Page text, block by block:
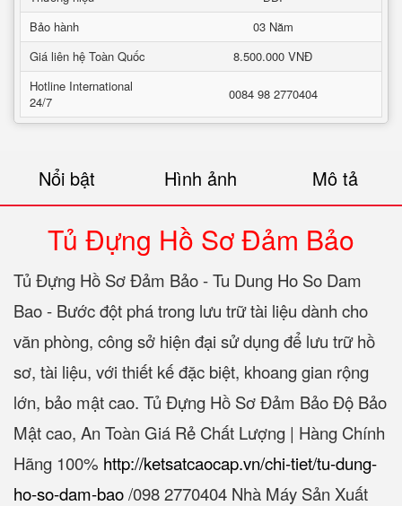
Bảo hành
03 Năm
Giá liên hệ Toàn Quốc
8.500.000 VNĐ
Hotline International
24/7
0084 98 2770404
Nổi bật Hình ảnh Mô tả
Tủ Đựng Hồ Sơ Đảm Bảo
Tủ Đựng Hồ Sơ Đảm Bảo - Tu Dung Ho So Dam
Bao - Bước đột phá trong lưu trữ tài liệu dành cho
văn phòng, công sở hiện đại sử dụng để lưu trữ hồ
sơ, tài liệu, với thiết kế đặc biệt, khoang gian rộng
lớn, bảo mật cao. Tủ Đựng Hồ Sơ Đảm Bảo Độ Bảo
Mật cao, An Toàn Giá Rẻ Chất Lượng | Hàng Chính
Hãng 100%‎ http://ketsatcaocap.vn/chi-tiet/tu-dung-
ho-so-dam-bao/‎098 2770404 Nhà Máy Sản Xuất